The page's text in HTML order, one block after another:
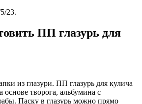
23.
ПП глазурь для
из глазури. ПП глазурь для кулича
творога, альбумина с
Паску в глазурь можно прямо